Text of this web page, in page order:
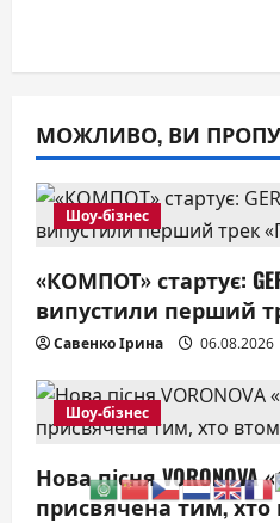
МОЖЛИВО, ВИ
Шоу-бізнес
«КОМПОТ» стартує:
випустили перший
Савенко Ірина 06.08.2026
Шоу-бізнес
Нова пісня
присвячена тим, хто